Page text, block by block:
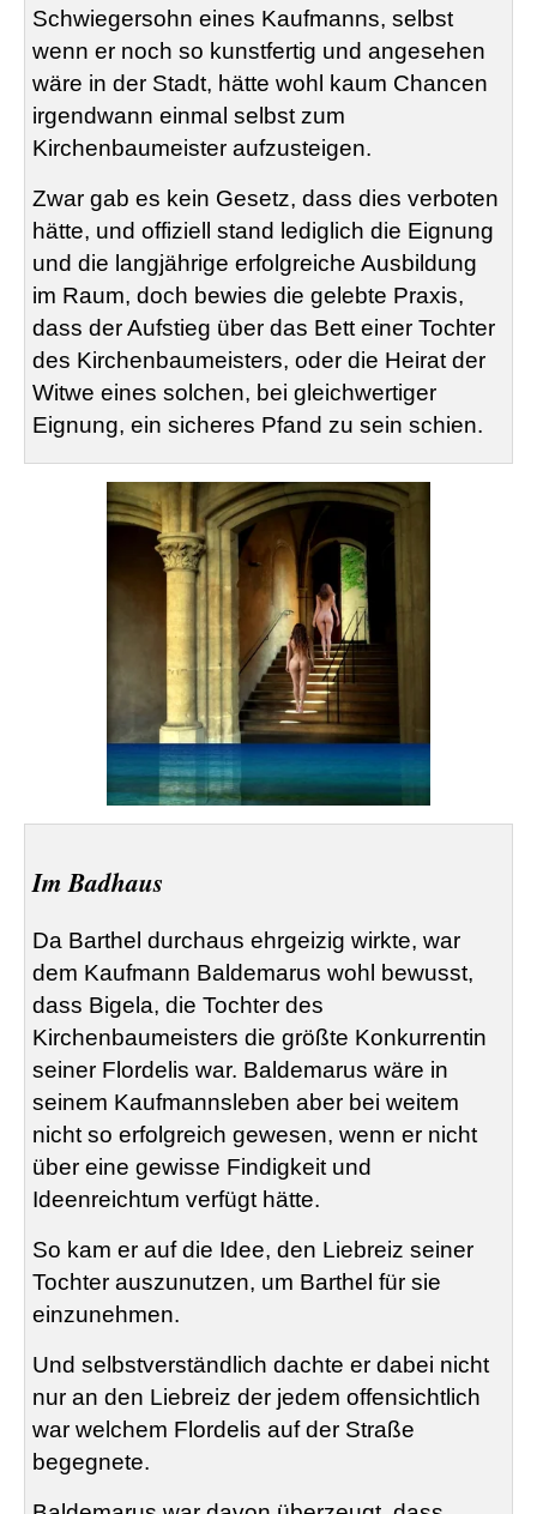
Schwiegersohn eines Kaufmanns, selbst
wenn er noch so kunstfertig und angesehen
wäre in der Stadt, hätte wohl kaum Chancen
irgendwann einmal selbst zum
Kirchenbaumeister aufzusteigen.
Zwar gab es kein Gesetz, dass dies verboten
hätte, und offiziell stand lediglich die Eignung
und die langjährige erfolgreiche Ausbildung
im Raum, doch bewies die gelebte Praxis,
dass der Aufstieg über das Bett einer Tochter
des Kirchenbaumeisters, oder die Heirat der
Witwe eines solchen, bei gleichwertiger
Eignung, ein sicheres Pfand zu sein schien.
Im Badhaus
Da Barthel durchaus ehrgeizig wirkte, war
dem Kaufmann Baldemarus wohl bewusst,
dass Bigela, die Tochter des
Kirchenbaumeisters die größte Konkurrentin
seiner Flordelis war. Baldemarus wäre in
seinem Kaufmannsleben aber bei weitem
nicht so erfolgreich gewesen, wenn er nicht
über eine gewisse Findigkeit und
Ideenreichtum verfügt hätte.
So kam er auf die Idee, den Liebreiz seiner
Tochter auszunutzen, um Barthel für sie
einzunehmen.
Und selbstverständlich dachte er dabei nicht
nur an den Liebreiz der jedem offensichtlich
war welchem Flordelis auf der Straße
begegnete.